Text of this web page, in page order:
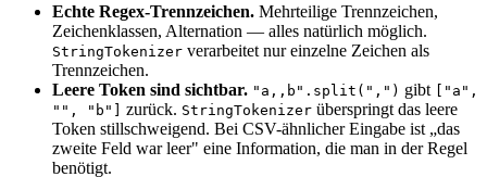
Echte Regex-Trennzeichen. Mehrteilige Trennzeichen,
Zeichenklassen, Alternation — alles natürlich möglich.
StringTokenizer verarbeitet nur einzelne Zeichen als
Trennzeichen.
Leere Token sind sichtbar. "a,,b".split(",") gibt ["a",
"", "b"] zurück. StringTokenizer überspringt das leere
Token stillschweigend. Bei CSV-ähnlicher Eingabe ist „das
zweite Feld war leer" eine Information, die man in der Regel
benötigt.